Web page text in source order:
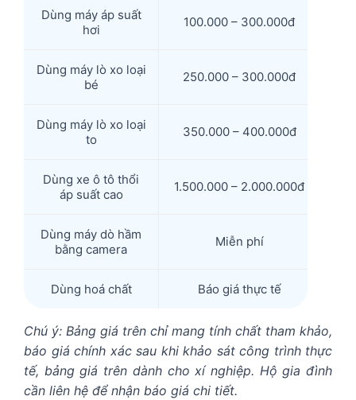
Dùng máy áp suất
hơi
100.000 – 300.000đ
Dùng máy lò xo loại
bé
250.000 – 300.000đ
Dùng máy lò xo loại
to
350.000 – 400.000đ
Dùng xe ô tô thổi
áp suất cao
1.500.000 – 2.000.000đ
Dùng máy dò hầm
bằng camera
Miễn phí
Dùng hoá chất Báo giá thực tế
Chú ý: Bảng giá trên chỉ mang tính chất tham khảo,
báo giá chính xác sau khi khảo sát công trình thực
tế, bảng giá trên dành cho xí nghiệp. Hộ gia đình
cần liên hệ để nhận báo giá chi tiết.